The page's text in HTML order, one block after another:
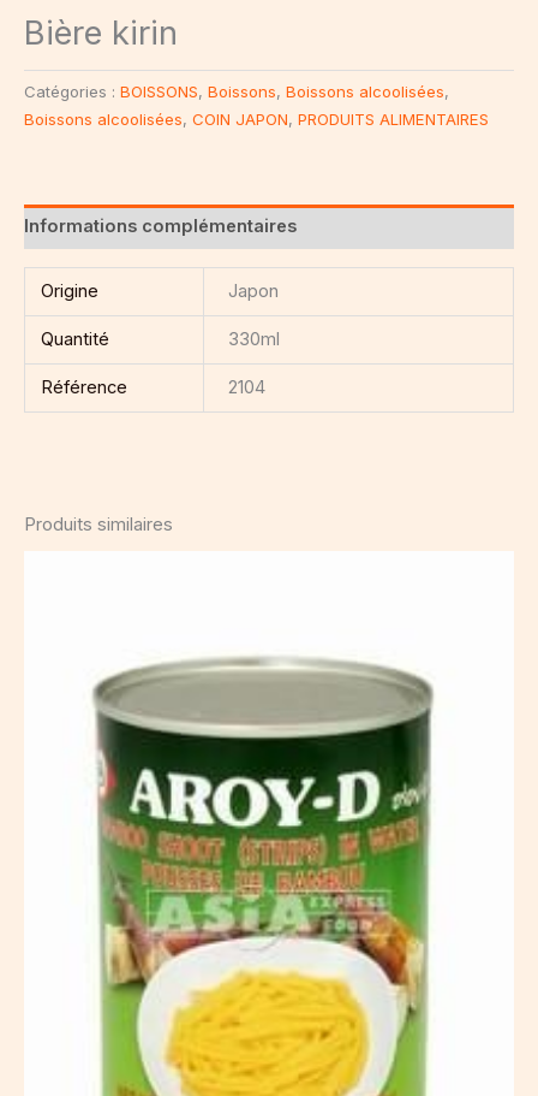
Bière kirin
Catégories : BOISSONS, Boissons, Boissons alcoolisées,
Boissons alcoolisées, COIN JAPON, PRODUITS ALIMENTAIRES
Informations complémentaires
Origine Japon
Quantité 330ml
Référence 2104
Produits similaires